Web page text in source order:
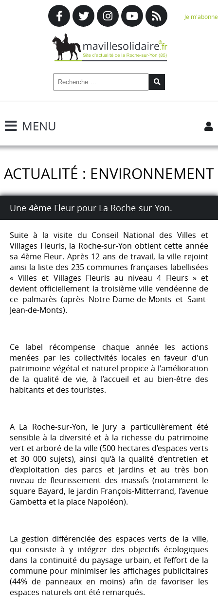
Je m'abonne
MENU
ACTUALITÉ : ENVIRONNEMENT
Une 4ème Fleur pour La Roche-sur-Yon.
Suite à la visite du Conseil National des Villes et
Villages Fleuris, la Roche-sur-Yon obtient cette année
sa 4ème Fleur. Après 12 ans de travail, la ville rejoint
ainsi la liste des 235 communes françaises labellisées
« Villes et Villages Fleuris au niveau 4 Fleurs » et
devient officiellement la troisième ville vendéenne de
ce palmarès (après Notre-Dame-de-Monts et Saint-
Jean-de-Monts).
Ce label récompense chaque année les actions
menées par les collectivités locales en faveur d'un
patrimoine végétal et naturel propice à l'amélioration
de la qualité de vie, à l’accueil et au bien-être des
habitants et des touristes.
A La Roche-sur-Yon, le jury a particulièrement été
sensible à la diversité et à la richesse du patrimoine
vert et arboré de la ville (500 hectares d’espaces verts
et 30 000 sujets), ainsi qu’à la qualité d’entretien et
d’exploitation des parcs et jardins et au très bon
niveau de fleurissement des massifs (notamment le
square Bayard, le jardin François-Mitterrand, l’avenue
Gambetta et la place Napoléon).
La gestion différenciée des espaces verts de la ville,
qui consiste à y intégrer des objectifs écologiques
dans la continuité du paysage urbain, et l’effort de la
commune pour minimiser les affichages publicitaires
(44% de panneaux en moins) afin de favoriser les
espaces naturels ont été remarqués.